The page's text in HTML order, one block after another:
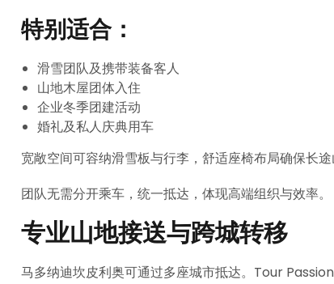
特别适合：
滑雪团队及携带装备客人
山地木屋团体入住
企业冬季团建活动
婚礼及私人庆典用车
宽敞空间可容纳滑雪板与行李，舒适座椅布局确保长途
团队无需分开乘车，统一抵达，体现高端组织与效率。
专业山地接送与跨城转移
马多纳迪坎皮利奥可通过多座城市抵达。Tour